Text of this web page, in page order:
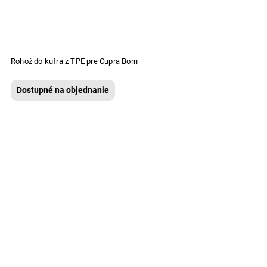
Rohož do kufra z TPE pre Cupra Born
Dostupné na objednanie